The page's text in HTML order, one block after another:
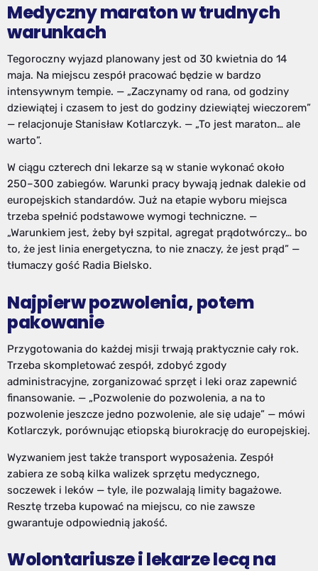
Medyczny maraton w trudnych
warunkach
Tegoroczny wyjazd planowany jest od 30 kwietnia do 14
maja. Na miejscu zespół pracować będzie w bardzo
intensywnym tempie. — „Zaczynamy od rana, od godziny
dziewiątej i czasem to jest do godziny dziewiątej wieczorem”
— relacjonuje Stanisław Kotlarczyk. — „To jest maraton… ale
warto”.
W ciągu czterech dni lekarze są w stanie wykonać około
250–300 zabiegów. Warunki pracy bywają jednak dalekie od
europejskich standardów. Już na etapie wyboru miejsca
trzeba spełnić podstawowe wymogi techniczne. —
„Warunkiem jest, żeby był szpital, agregat prądotwórczy… bo
to, że jest linia energetyczna, to nie znaczy, że jest prąd” —
tłumaczy gość Radia Bielsko.
Najpierw pozwolenia, potem
pakowanie
Przygotowania do każdej misji trwają praktycznie cały rok.
Trzeba skompletować zespół, zdobyć zgody
administracyjne, zorganizować sprzęt i leki oraz zapewnić
finansowanie. — „Pozwolenie do pozwolenia, a na to
pozwolenie jeszcze jedno pozwolenie, ale się udaje” — mówi
Kotlarczyk, porównując etiopską biurokrację do europejskiej.
Wyzwaniem jest także transport wyposażenia. Zespół
zabiera ze sobą kilka walizek sprzętu medycznego,
soczewek i leków — tyle, ile pozwalają limity bagażowe.
Resztę trzeba kupować na miejscu, co nie zawsze
gwarantuje odpowiednią jakość.
Wolontariusze i lekarze lecą na